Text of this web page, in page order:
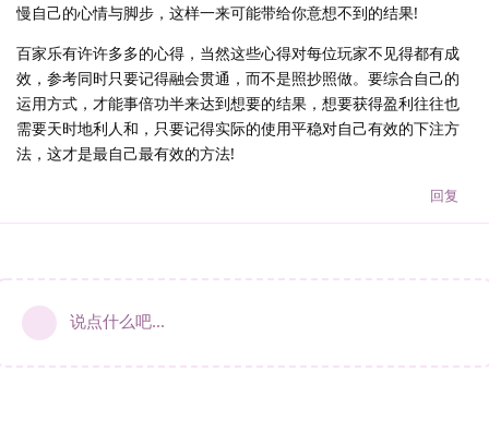
慢自己的心情与脚步，这样一来可能带给你意想不到的结果!
百家乐有许许多多的心得，当然这些心得对每位玩家不见得都有成
效，参考同时只要记得融会贯通，而不是照抄照做。要综合自己的
运用方式，才能事倍功半来达到想要的结果，想要获得盈利往往也
需要天时地利人和，只要记得实际的使用平稳对自己有效的下注方
法，这才是最自己最有效的方法!
回复
说点什么吧...